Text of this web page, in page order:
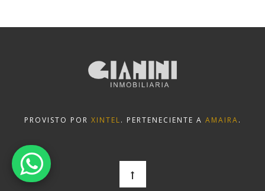
PROVISTO POR XINTEL. PERTENECIENTE A AMAIRA.